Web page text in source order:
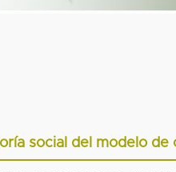
social del modelo de